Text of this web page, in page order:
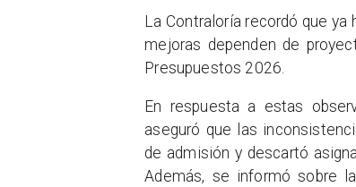
La Contraloría recordó que
mejoras dependen de
Presupuestos 2026.
En respuesta a estas
aseguró que las
de admisión y descartó
Además, se informó sobre